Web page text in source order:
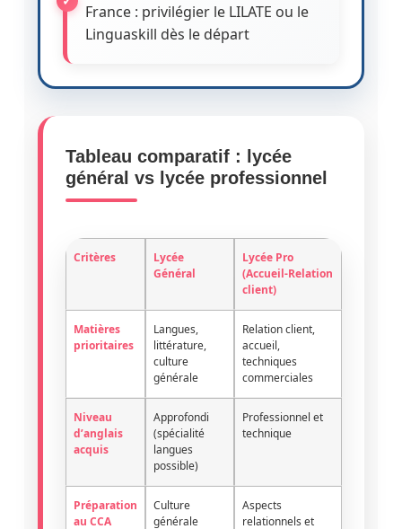
France : privilégier le LILATE ou le
Linguaskill dès le départ
Tableau comparatif : lycée
général vs lycée professionnel
Critères
Lycée
Général
Lycée Pro
(Accueil-Relation
client)
Matières
prioritaires
Langues,
littérature,
culture
générale
Relation client,
accueil,
techniques
commerciales
Niveau
d’anglais
acquis
Approfondi
(spécialité
langues
possible)
Professionnel et
technique
Préparation
au CCA
Culture
générale
Aspects
relationnels et